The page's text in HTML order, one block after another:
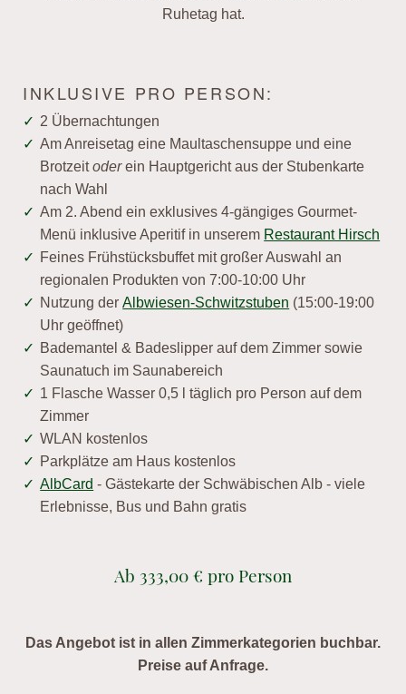
Ruhetag hat.
INKLUSIVE PRO PERSON:
2 Übernachtungen
Am Anreisetag eine Maultaschensuppe und eine
Brotzeitoderein Hauptgericht aus der Stubenkarte
nach Wahl
Am 2. Abend ein exklusives 4-gängiges Gourmet-
Menü inklusive Aperitif in unserem Restaurant Hirsch
Feines Frühstücksbuffet mit großer Auswahl an
regionalen Produkten von 7:00-10:00 Uhr
Nutzung derAlbwiesen-Schwitzstuben (15:00-19:00
Uhr geöffnet)
Bademantel & Badeslipper auf dem Zimmer sowie
Saunatuch im Saunabereich
1 Flasche Wasser 0,5 l täglich pro Person auf dem
Zimmer
WLAN kostenlos
Parkplätze am Haus kostenlos
AlbCard - Gästekarte der Schwäbischen Alb - viele
Erlebnisse, Bus und Bahn gratis
Ab 333,00 € pro Person
Das Angebot ist in allen Zimmerkategorien buchbar.
Preise auf Anfrage.